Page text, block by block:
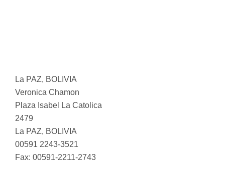
La PAZ, BOLIVIA
Veronica Chamon
Plaza Isabel La Catolica
2479
La PAZ, BOLIVIA
00591 2243-3521
Fax: 00591-2211-2743